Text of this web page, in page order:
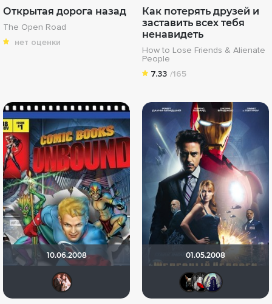
Открытая дорога назад
The Open Road
нет оценки
Как потерять друзей и
заставить всех тебя
ненавидеть
How to Lose Friends & Alienate
People
7.33 /165
10.06.2008 01.05.2008